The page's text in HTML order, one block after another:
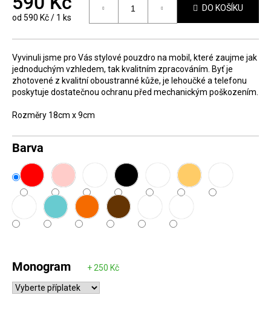
Barva
Monogram
Měrná
od 590 Kč / 1 ks
DO KOŠÍKU
Vyvinuli jsme pro Vás stylové pouzdro na mobil, které zaujme jak
jednoduchým vzhledem, tak kvalitním zpracováním. Byť je
zhotovené z kvalitní oboustranné kůže, je lehoučké a telefonu
poskytuje dostatečnou ochranu před mechanickým poškozením.
Rozměry 18cm x 9cm
D
o
p
o
r
u
č
u
j
e